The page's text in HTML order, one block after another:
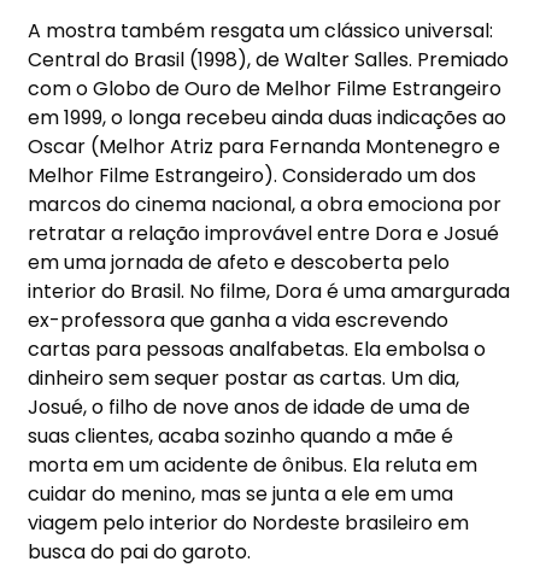
A mostra também resgata um clássico universal:
Central do Brasil (1998), deWalter Salles. Premiado
com oGlobo de Ouro de Melhor Filme Estrangeiro
em 1999, o longa recebeu aindaduas indicações ao
Oscar (Melhor Atriz para Fernanda Montenegro e
Melhor Filme Estrangeiro). Considerado um dos
marcos do cinema nacional, a obra emociona por
retratar a relação improvável entre Dora e Josué
em uma jornada de afeto e descoberta pelo
interior do Brasil. No filme, Doraéuma amargurada
ex-professora que ganha a vida escrevendo
cartas para pessoas analfabetas. Ela embolsa o
dinheiro sem sequer postar as cartas. Um dia,
Josué, o filho de nove anos de idade de uma de
suas clientes, acaba sozinho quando a mãeé
morta em um acidente deônibus. Ela reluta em
cuidar do menino, mas se junta a ele em uma
viagem pelo interior do Nordeste brasileiro em
busca do pai do garoto.